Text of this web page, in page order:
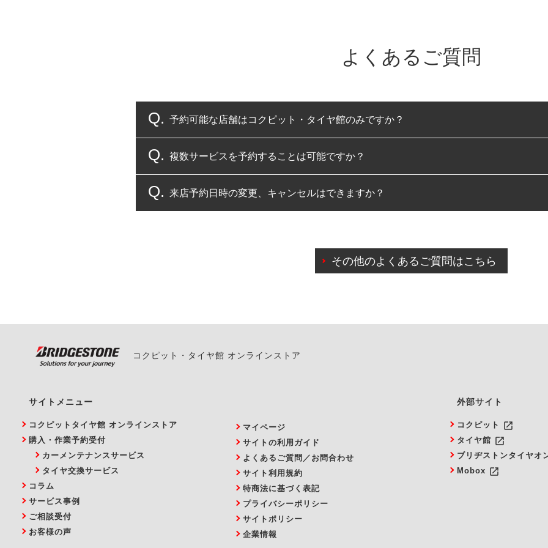
よくあるご質問
予約可能な店舗はコクピット・タイヤ館のみですか？
コクピット・タイヤ館のみとなります。
複数サービスを予約することは可能ですか？
複数サービスのご予約は可能です。
来店予約日時の変更、キャンセルはできますか？
また、やむを得ない事由によりご予約のキャンセルをご希望の際は、直接ご予約いた
その他のよくあるご質問はこちら
コクピット・タイヤ館 オンラインストア
サイトメニュー
コクピットタイヤ館 オンラインストア
購入・作業予約受付
カーメンテナンスサービス
タイヤ交換サービス
コラム
サービス事例
ご相談受付
お客様の声
マイページ
サイトの利用ガイド
よくあるご質問／お問合わせ
サイト利用規約
特商法に基づく表記
プライバシーポリシー
サイトポリシー
企業情報
外部サイト
コクピット launch
タイヤ館 launch
ブリヂストンタイヤオ
Mobox launch